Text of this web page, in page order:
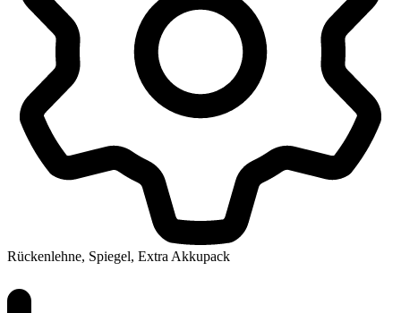
Rückenlehne, Spiegel, Extra Akkupack